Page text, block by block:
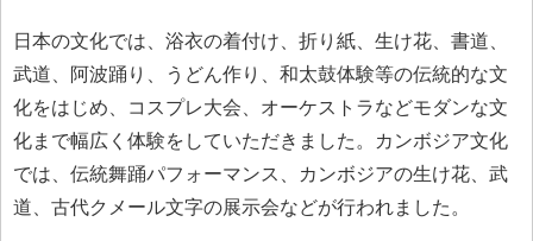
日本の文化では、浴衣の着付け、折り紙、生け花、書道、
武道、阿波踊り、うどん作り、和太鼓体験等の伝統的な文
化をはじめ、コスプレ大会、オーケストラなどモダンな文
化まで幅広く体験をしていただきました。カンボジア文化
では、伝統舞踊パフォーマンス、カンボジアの生け花、武
道、古代クメール文字の展示会などが行われました。